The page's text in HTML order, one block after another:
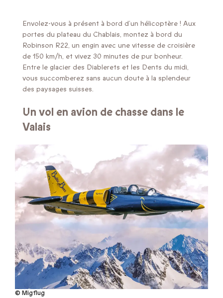
Envolez-vous à présent à bord d’un hélicoptère ! Aux
portes du plateau du Chablais, montez à bord du
Robinson R22, un engin avec une vitesse de croisière
de 150 km/h, et vivez 30 minutes de pur bonheur.
Entre le glacier des Diablerets et les Dents du midi,
vous succomberez sans aucun doute à la splendeur
des paysages suisses.
Un vol en avion de chasse dans le
Valais
© Migflug